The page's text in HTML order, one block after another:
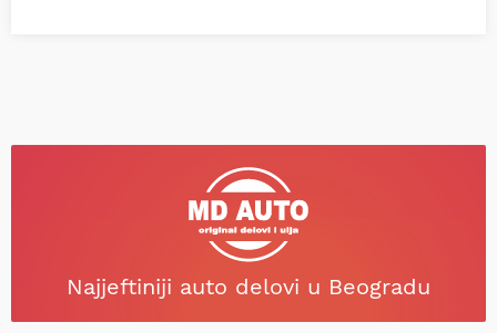
Najjeftiniji auto delovi u Beogradu